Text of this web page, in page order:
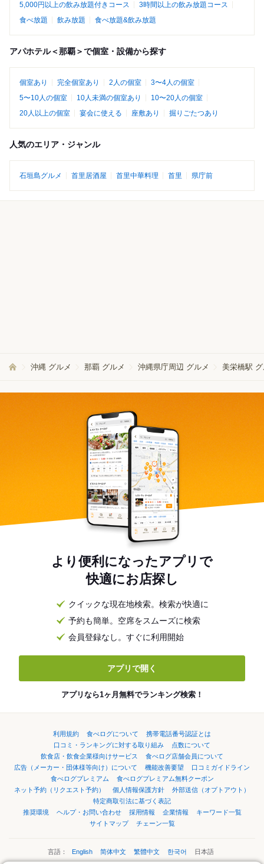
5,000円以上の飲み放題付きコース
3時間以上の飲み放題コース
食べ放題
飲み放題 食べ放題&飲み放題
アパホテル＜那覇＞で個室・設備から探す
個室あり 完全個室あり 2人の個室
3〜4人の個室
5〜10人の個室
10人未満の個室あり
10〜20人の個室
20人以上の個室
宴会に使える 座敷あり 掘りごたつあり
人気のエリア・ジャンル
石垣島グルメ 首里居酒屋 首里中華料理 首里 県庁前
沖縄 グルメ 那覇 グルメ 沖縄県庁周辺 グルメ 美栄橋駅
より便利になったアプリで
快適にお店探し
クイックな現在地検索。検索が快適に
予約も簡単。空席をスムーズに検索
会員登録なし。すぐに利用開始
アプリで開く
アプリなら1ヶ月無料でランキング検索！
利用規約 食べログについて
携帯電話番号認証とは
口コミ・ランキングに対する取り組み
点数について
飲食店・飲食企業様向けサービス
食べログ店舗会員について
広告（メーカー・団体様等向け）について
機能改善要望
口コミガイドライン
食べログプレミアム
食べログプレミアム無料クーポン
ネット予約（リクエスト予約）
個人情報保護方針
外部送信（オプトアウト）
特定商取引法に基づく表記
推奨環境
ヘルプ・お問い合わせ 採用情報 企業情報
キーワード一覧
サイトマップ
チェーン一覧
言語： English 简体中文 繁體中文 한국어 日本語